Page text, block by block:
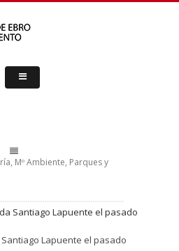
Mº Ambiente, Parques y
Lapuente el pasado